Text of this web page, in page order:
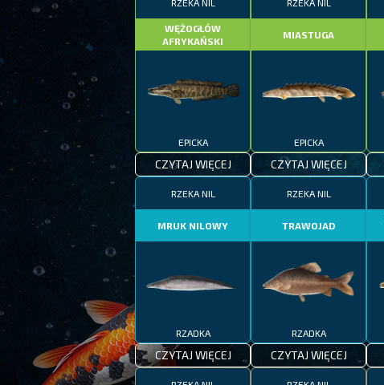
RZEKA NIL
WĘŻOGŁÓW
AFRYKAŃSKI
EPICKA
CZYTAJ WIĘCEJ
RZEKA NIL
MIASTUGA
EPICKA
CZYTAJ WIĘCEJ
RZEKA NIL
MRUK NILOWY
RZADKA
CZYTAJ WIĘCEJ
RZEKA NIL
TRAWOJAD
RZADKA
CZYTAJ WIĘCEJ